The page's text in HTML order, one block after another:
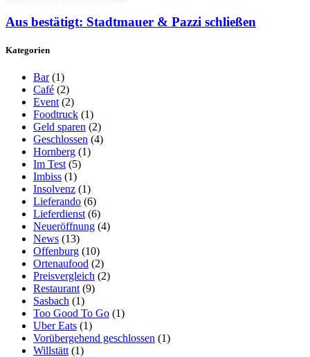
Aus bestätigt: Stadtmauer & Pazzi schließen
Kategorien
Bar (1)
Café (2)
Event (2)
Foodtruck (1)
Geld sparen (2)
Geschlossen (4)
Hornberg (1)
Im Test (5)
Imbiss (1)
Insolvenz (1)
Lieferando (6)
Lieferdienst (6)
Neueröffnung (4)
News (13)
Offenburg (10)
Ortenaufood (2)
Preisvergleich (2)
Restaurant (9)
Sasbach (1)
Too Good To Go (1)
Uber Eats (1)
Vorübergehend geschlossen (1)
Willstätt (1)